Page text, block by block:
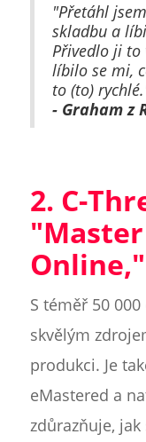
"Přetáhl
skladbu a
Přivedlo ji to
líbilo se mi,
to (to)
- Graham z
2. C-
S téměř 50
skvělým
produkci. Je
eMastered a
zdůrazňuje,